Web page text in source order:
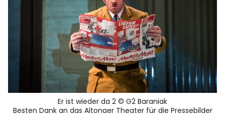
Er ist wieder da 2 © G2 Baraniak
Besten Dank an das Altonaer Theater für die Pressebilder